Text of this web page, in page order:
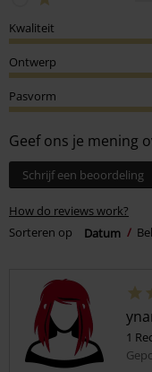
Kwaliteit
Ontwerp
Pasvorm
Geef ons je mening
Schrijf een beoordeling
How do reviews work?
Sorteren op
Datum
1